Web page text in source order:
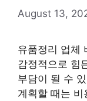
August 13,
유품정리 업체
감정적으로 힘
부담이 될 수
계획할 때는 비